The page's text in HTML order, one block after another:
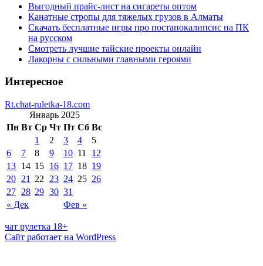
Выгодный прайс-лист на сигареты оптом
Канатные стропы для тяжелых грузов в Алматы
Скачать бесплатные игры про постапокалипсис на ПК
на русском
Смотреть лучшие тайские проекты онлайн
Лакорны с сильными главными героями
Интересное
Rt.chat-ruletka-18.com
Январь 2025
Пн Вт Ср Чт Пт Сб Вс
« Дек Фев »
1 2 3 4
5
6
7 8 9 10 11
12
13 14 15 16 17 18 19
20 21 22 23 24 25 26
27 28 29 30 31
чат рулетка 18+
Сайт работает на WordPress